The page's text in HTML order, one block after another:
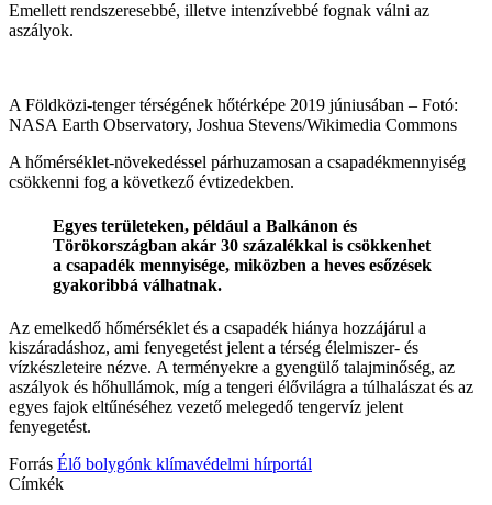
Emellett rendszeresebbé, illetve intenzívebbé fognak válni az
aszályok.
A Földközi-tenger térségének hőtérképe 2019 júniusában – Fotó:
NASA Earth Observatory, Joshua Stevens/Wikimedia Commons
A hőmérséklet-növekedéssel párhuzamosan a csapadékmennyiség
csökkenni fog a következő évtizedekben.
Egyes területeken, például a Balkánon és
Törökországban akár 30 százalékkal is csökkenhet
a csapadék mennyisége, miközben a heves esőzések
gyakoribbá válhatnak.
Az emelkedő hőmérséklet és a csapadék hiánya hozzájárul a
kiszáradáshoz, ami fenyegetést jelent a térség élelmiszer- és
vízkészleteire nézve. A terményekre a gyengülő talajminőség, az
aszályok és hőhullámok, míg a tengeri élővilágra a túlhalászat és az
egyes fajok eltűnéséhez vezető melegedő tengervíz jelent
fenyegetést.
Forrás Élő bolygónk klímavédelmi hírportál
Címkék